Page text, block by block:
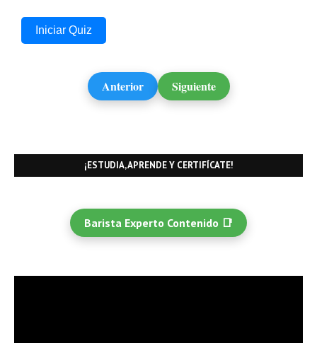
Iniciar Quiz
Anterior Siguiente
¡ESTUDIA, APRENDE Y CERTIFÍCATE!
Barista Experto Contenido 📑